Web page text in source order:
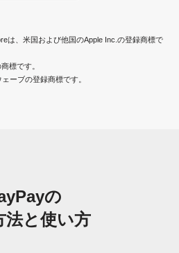
は、米国および他国のApple Inc.の登録商標で
標です。
ーブの登録商標です。
の
法と使い方